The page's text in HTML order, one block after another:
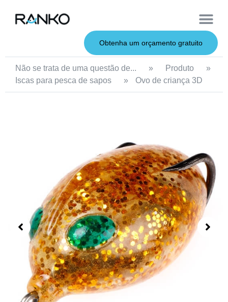
Obtenha um orçamento gratuito
Não se trata de uma questão de... » Produto
»
Iscas para pesca de sapos
» Ovo de criança 3D